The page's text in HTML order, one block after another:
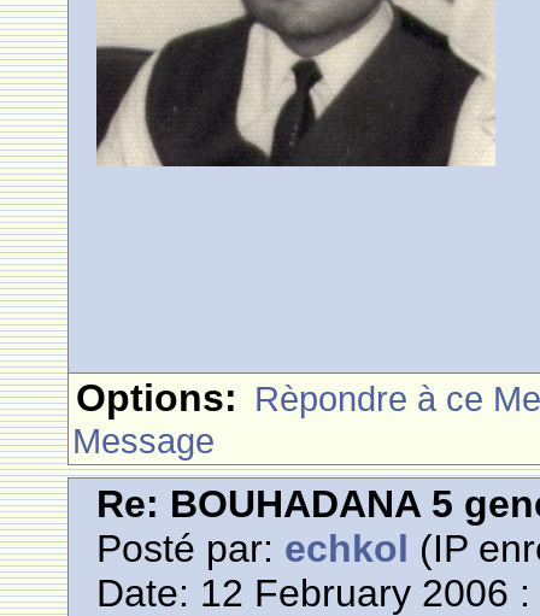
Options: Rèpondre à ce
Message
Re: BOUHADANA 5
Posté par: echkol (IP
Date: 12 February 2006